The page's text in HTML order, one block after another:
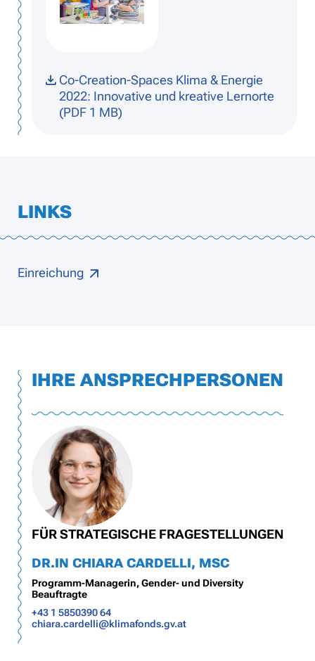
Co-Creation-Spaces Klima & Energie
2022: Innovative und kreative Lernorte
(PDF 1 MB)
LINKS
Einreichung
IHRE ANSPRECHPERSONEN
FÜR STRATEGISCHE FRAGESTELLUNGEN
DR.IN CHIARA CARDELLI, MSC
Programm-Managerin, Gender- und Diversity
Beauftragte
+43 1 5850390 64
chiara.cardelli@klimafonds.gv.at